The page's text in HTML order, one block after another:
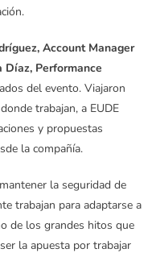
Account Manager
Díaz, Performance
del evento. Viajaron
trabajan, a EUDE
y propuestas
la compañía.
la seguridad de
trabajan para adaptarse a
de los grandes hitos que
la apuesta por trabajar